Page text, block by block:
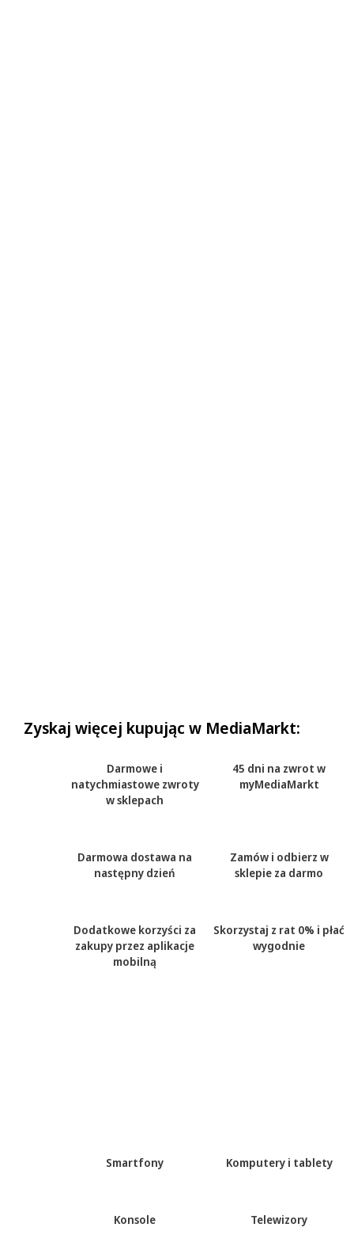
Zyskaj więcej kupując w MediaMarkt:
Darmowe i
natychmiastowe zwroty
w sklepach
45 dni na zwrot w
myMediaMarkt
Darmowa dostawa na
następny dzień
Zamów i odbierz w
sklepie za darmo
Dodatkowe korzyści za
zakupy przez aplikacje
mobilną
Skorzystaj z rat 0% i płać
wygodnie
Smartfony Komputery i tablety
Konsole Telewizory